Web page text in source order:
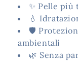
✨ Pelle più
💧
🛡️
ambientali
🌿 Senza